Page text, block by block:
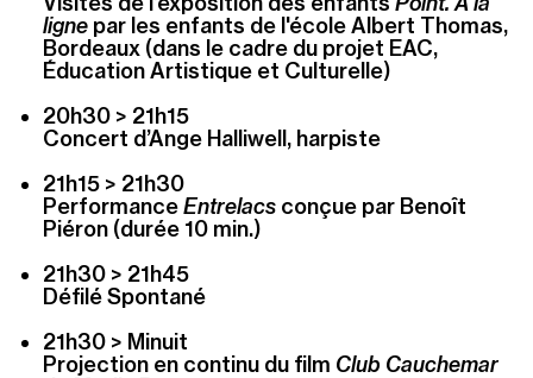
ligne par les enfants de l'école Albert Thomas,
Bordeaux (dans le cadre du projet EAC,
Éducation Artistique et Culturelle)
20h30 > 21h15
Concert d’Ange Halliwell, harpiste
21h15 > 21h30
PerformanceEntrelacs conçue par Benoît
Piéron (durée 10 min.)
21h30 > 21h45
Défilé Spontané
21h30 > Minuit
Projection en continu du film Club Cauchemar